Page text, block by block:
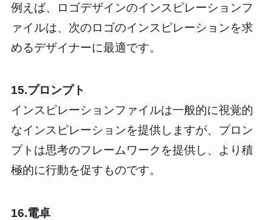
例えば、ロゴデザインのインスピレーションフ
ァイルは、次のロゴのインスピレーションを求
めるデザイナーに最適です。
15.プロンプト
インスピレーションファイルは一般的に視覚的
なインスピレーションを提供しますが、プロン
プトは思考のフレームワークを提供し、より積
極的に行動を促すものです。
16.電卓